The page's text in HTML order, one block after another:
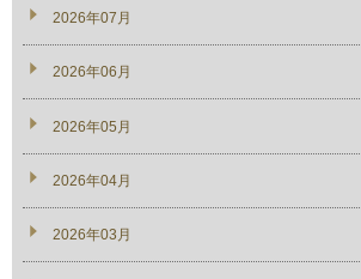
2026年07月
2026年06月
2026年05月
2026年04月
2026年03月